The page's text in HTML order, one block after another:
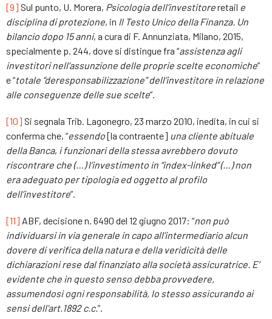
[9] Sul punto, U. Morera, Psicologia dell’investitoreretail e
disciplina di protezione, in Il Testo Unico della Finanza. Un
bilancio dopo 15 anni, a cura di F. Annunziata, Milano, 2015,
specialmente p. 244, dove si distingue fra “assistenza agli
investitorinell’assunzione delle proprie scelte economiche”
e “totale “deresponsabilizzazione” dell’investitore in relazione
alle conseguenze delle sue scelte”.
[10] Si segnala Trib. Lagonegro, 23 marzo 2010, inedita, in cui si
conferma che, “essendo[la contraente] una cliente abituale
della Banca, i funzionari della stessa avrebbero dovuto
riscontrare che (…) l’investimento in “index-linked” (…) non
era adeguato per tipologia ed oggetto al profilo
dell’investitore”.
[11] ABF, decisione n. 6490 del 12 giugno 2017: “non può
individuarsi in via generale in capo all’intermediario alcun
dovere di verifica della natura e della veridicità delle
dichiarazioni rese dal finanziato alla società assicuratrice. E’
evidente che in questo senso debba provvedere,
assumendosi ogni responsabilità, lo stesso assicurando ai
sensi dell’art.1892 c.c.”.